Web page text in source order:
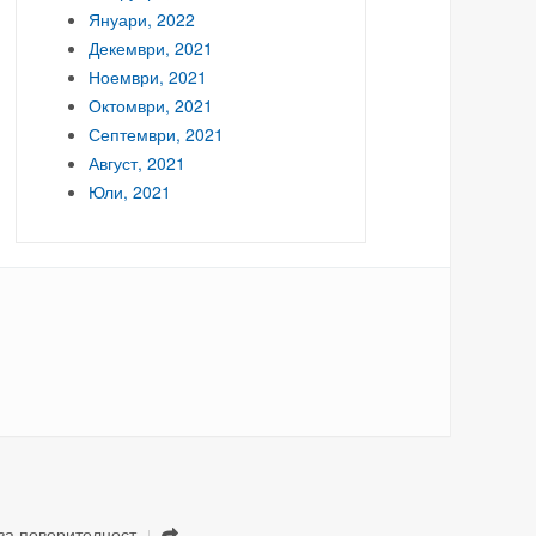
Януари, 2022
Декември, 2021
Ноември, 2021
Октомври, 2021
Септември, 2021
Август, 2021
Юли, 2021